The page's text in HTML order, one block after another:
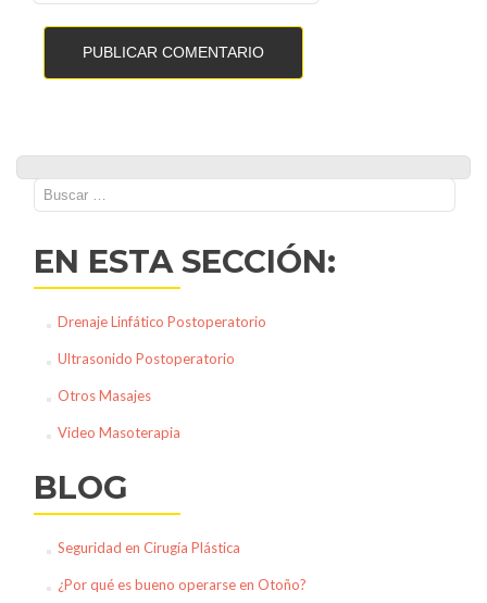
Buscar:
EN ESTA SECCIÓN:
Drenaje Linfático Postoperatorio
Ultrasonido Postoperatorio
Otros Masajes
Video Masoterapia
BLOG
Seguridad en Cirugía Plástica
¿Por qué es bueno operarse en Otoño?